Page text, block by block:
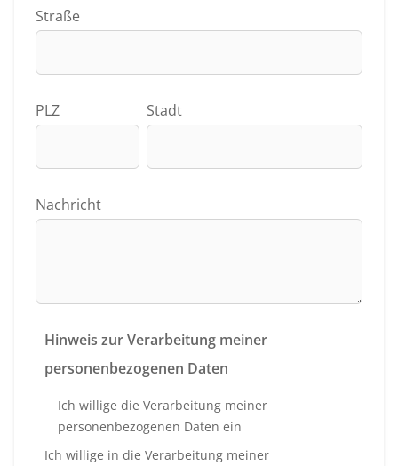
Straße
PLZ Stadt
Nachricht
Hinweis zur Verarbeitung meiner
personenbezogenen Daten
Ich willige die Verarbeitung meiner
personenbezogenen Daten ein
Ich willige in die Verarbeitung meiner